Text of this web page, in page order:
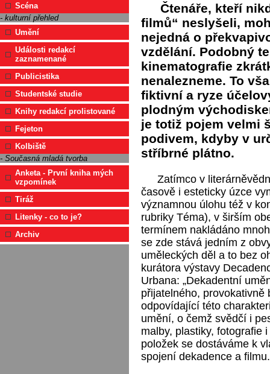
Scéna
- kulturní přehled
Umění
Události redakcí
zaznamenané
Publicistika
Studentské studie
Knihy redakcí prolistované
Fejeton
Kolbiště
- Současná mladá tvorba
Anketa - První kniha mých
vzpomínek
Tiráž
Litenky - co to je?
Archiv
Čtenáře, kteří
filmů“ neslyšeli,
nejedná o
vzdělání. Podobný
kinematografie
nenalezneme. To
fiktivní a ryze
plodným
je totiž pojem velmi
podivem, kdyby v
stříbrné plátno.
Zatímco v
časově i esteticky úzce
významnou úlohu též v
rubriky Téma), v širším
termínem nakládáno
se zde stává jedním z
uměleckých děl a to bez
kurátora výstavy
Urbana: „Dekadentní
přijatelného, provokativně
odpovídající této
umění, o čemž svědčí i
malby, plastiky, fotografie
položek se dostáváme k
spojení dekadence a filmu.